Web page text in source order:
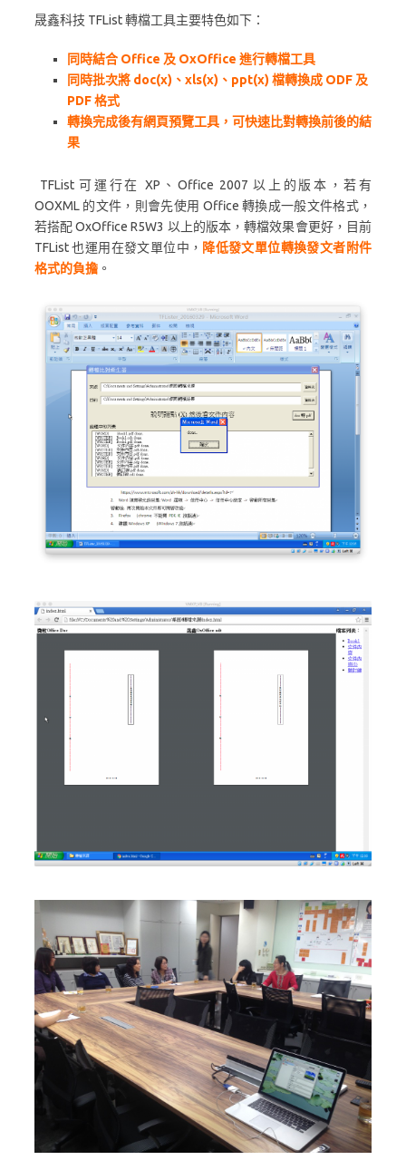
晟鑫科技 TFList 轉檔工具主要特色如下：
同時結合 Office 及 OxOffice 進行轉檔工具
同時批次將 doc(x)、xls(x)、ppt(x) 檔轉換成 ODF 及
PDF 格式
轉換完成後有網頁預覽工具，可快速比對轉換前後的結
果
TFList 可運行在 XP、Office 2007 以上的版本，若有
OOXML 的文件，則會先使用 Office 轉換成一般文件格式，
若搭配 OxOffice R5W3 以上的版本，轉檔效果會更好，目前
TFList 也運用在發文單位中， 降低發文單位轉換發文者附件
格式的負擔 。